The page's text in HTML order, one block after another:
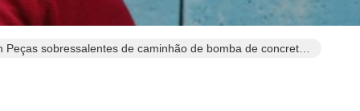
sobressalentes de caminhão de bomba de concreto